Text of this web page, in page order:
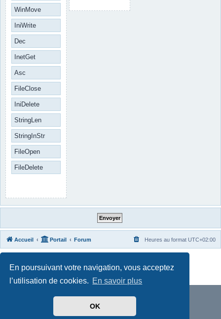
En poursuivant votre navigation, vous acceptez
l’utilisation de cookies. En savoir plus
OK
WinMove
IniWrite
Dec
InetGet
Asc
FileClose
IniDelete
StringLen
StringInStr
FileOpen
FileDelete
Accueil Portail Forum Heures au format UTC+02:00
Traduit parphpBB-fr.com